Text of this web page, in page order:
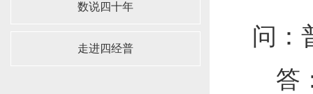
数说四十年
走进四经普
问：
答：